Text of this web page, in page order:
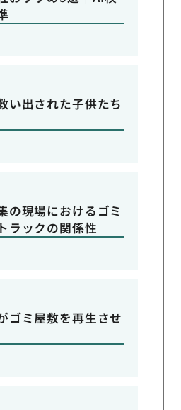
い出された子供たち
の現場におけるゴミ
ラックの関係性
ゴミ屋敷を再生させ